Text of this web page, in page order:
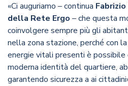
«Ci auguriamo – continua
della Rete Ergo – che questa
coinvolgere sempre più gli
nella zona stazione, perché con
energie vitali presenti è possibile
moderna identità del quartiere,
garantendo sicurezza a ai